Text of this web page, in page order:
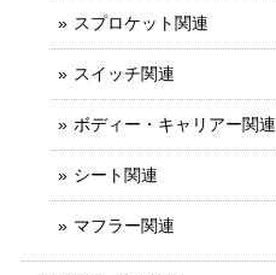
スプロケット関連
スイッチ関連
ボディー・キャリアー関連
シート関連
マフラー関連